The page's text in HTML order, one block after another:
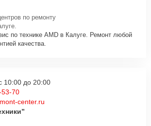
по ремонту
по технике AMD в Калуге. Ремонт любой
качества.
10:00 до 20:00
70
center.ru